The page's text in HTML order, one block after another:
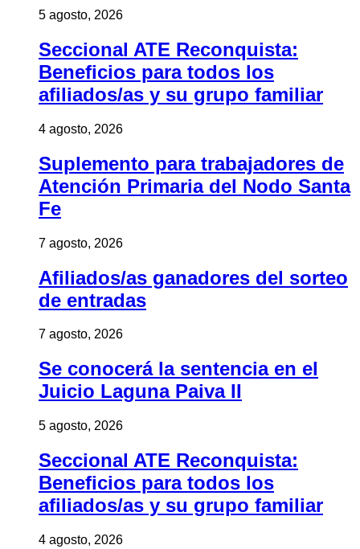
5 agosto, 2026
Seccional ATE Reconquista:
Beneficios para todos los
afiliados/as y su grupo familiar
4 agosto, 2026
Suplemento para trabajadores de
Atención Primaria del Nodo Santa
Fe
7 agosto, 2026
Afiliados/as ganadores del sorteo
de entradas
7 agosto, 2026
Se conocerá la sentencia en el
Juicio Laguna Paiva II
5 agosto, 2026
Seccional ATE Reconquista:
Beneficios para todos los
afiliados/as y su grupo familiar
4 agosto, 2026